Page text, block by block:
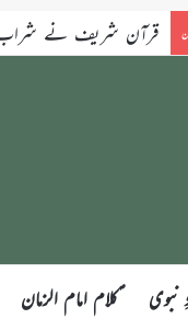
شراب، جوئے اور قرعہ
نبوی ؑکلام امام الزمان